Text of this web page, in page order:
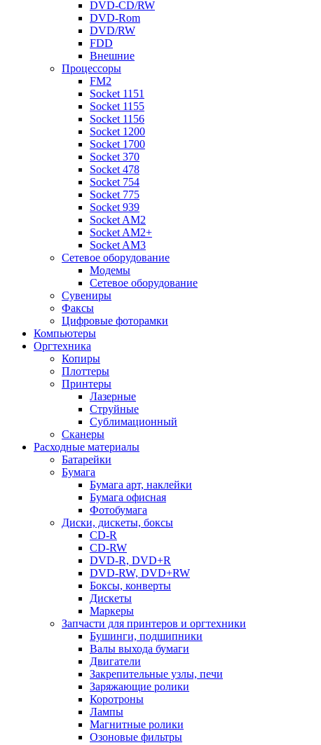
DVD-CD/RW
DVD-Rom
DVD/RW
FDD
Внешние
Процессоры
FM2
Socket 1151
Socket 1155
Socket 1156
Socket 1200
Socket 1700
Socket 370
Socket 478
Socket 754
Socket 775
Socket 939
Socket AM2
Socket AM2+
Socket AM3
Сетевое оборудование
Модемы
Сетевое оборудование
Сувениры
Факсы
Цифровые фоторамки
Компьютеры
Оргтехника
Копиры
Плоттеры
Принтеры
Лазерные
Струйные
Сублимационный
Сканеры
Расходные материалы
Батарейки
Бумага
Бумага арт, наклейки
Бумага офисная
Фотобумага
Диски, дискеты, боксы
CD-R
CD-RW
DVD-R, DVD+R
DVD-RW, DVD+RW
Боксы, конверты
Дискеты
Маркеры
Запчасти для принтеров и оргтехники
Бушинги, подшипники
Валы выхода бумаги
Двигатели
Закрепительные узлы, печи
Заряжающие ролики
Коротроны
Лампы
Магнитные ролики
Озоновые фильтры